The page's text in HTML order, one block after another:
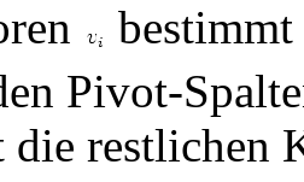
Pivot-
die restlichen